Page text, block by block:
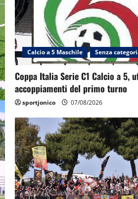
Calcio a 5 Maschile Senza
Coppa Italia Serie C1 Calcio a 5,
accoppiamenti del primo turno
sportjonico 07/08/2026